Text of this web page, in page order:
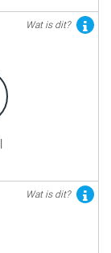
Wat is dit?
Wat is dit?